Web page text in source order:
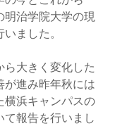
明治学院大学の現
ました。
ら大きく変化した
が進み昨年秋には
横浜キャンパスの
報告を行いまし